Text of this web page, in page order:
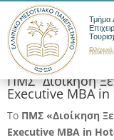
Τμήμα
ΠΜΣ “Διοίκηση
Executive MBA
Το ΠΜΣ «Διοίκηση
Executive MBA in